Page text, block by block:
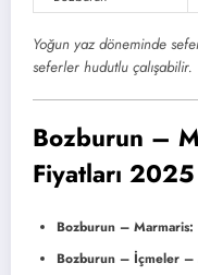
Yoğun yaz döneminde
seferler hudutlu çalışabilir.
Bozburun –
Fiyatları 2025
Bozburun – Marmaris:
Bozburun – İçmeler –